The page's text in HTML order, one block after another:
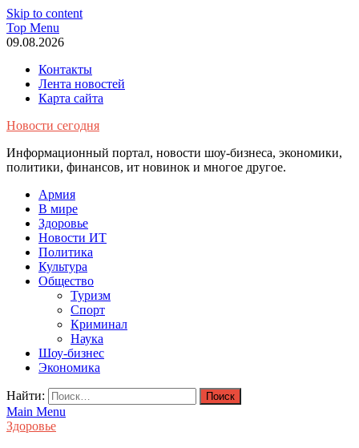
Skip to content
Top Menu
09.08.2026
Контакты
Лента новостей
Карта сайта
Новости сегодня
Информационный портал, новости шоу-бизнеса, экономики,
политики, финансов, ит новинок и многое другое.
Армия
В мире
Здоровье
Новости ИТ
Политика
Культура
Общество
Туризм
Спорт
Криминал
Наука
Шоу-бизнес
Экономика
Найти:
Main Menu
Здоровье